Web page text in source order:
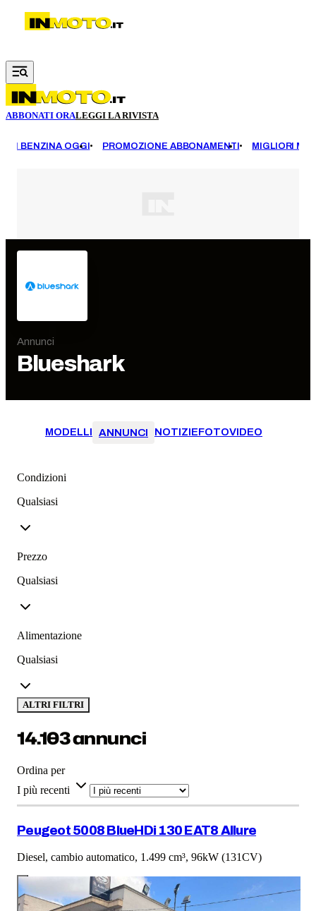
Vai al contenuto principale
ABBONATI ORALEGGI LA RIVISTA
BENZINA OGGI PROMOZIONE ABBONAMENTI MIGLIORI
Annunci
Blueshark
MODELLI ANNUNCI NOTIZIEFOTOVIDEO
Condizioni
Qualsiasi
Prezzo
Qualsiasi
Alimentazione
Qualsiasi
ALTRI FILTRI
14.103 annunci
Ordina per
I più recenti
Peugeot 5008 BlueHDi 130 EAT8 Allure
Diesel, cambio automatico, 1.499 cm³, 96kW (131CV)